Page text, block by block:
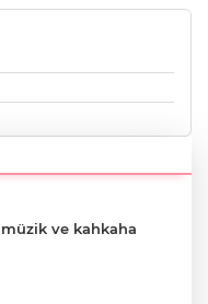
müzik ve kahkaha